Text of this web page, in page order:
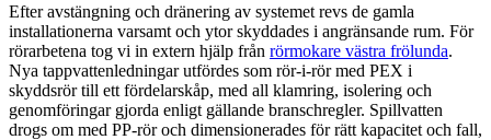
Efter avstängning och dränering av systemet revs de gamla
installationerna varsamt och ytor skyddades i angränsande rum. För
rörarbetena tog vi in extern hjälp från rörmokare västra frölunda.
Nya tappvattenledningar utfördes som rör‑i‑rör med PEX i
skyddsrör till ett fördelarskåp, med all klamring, isolering och
genomföringar gjorda enligt gällande branschregler. Spillvatten
drogs om med PP‑rör och dimensionerades för rätt kapacitet och fall,